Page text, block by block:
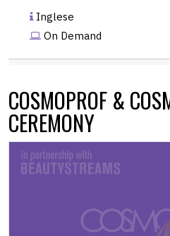
Inglese
On Demand
COSMOPROF &
CEREMONY